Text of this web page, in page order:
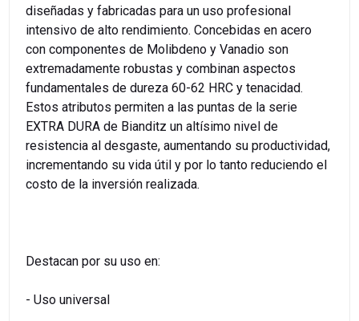
diseñadas y fabricadas para un uso profesional
intensivo de alto rendimiento. Concebidas en acero
con componentes de Molibdeno y Vanadio son
extremadamente robustas y combinan aspectos
fundamentales de dureza 60-62 HRC y tenacidad.
Estos atributos permiten a las puntas de la serie
EXTRA DURA de Bianditz un altísimo nivel de
resistencia al desgaste, aumentando su productividad,
incrementando su vida útil y por lo tanto reduciendo el
costo de la inversión realizada.
Destacan por su uso en:
- Uso universal